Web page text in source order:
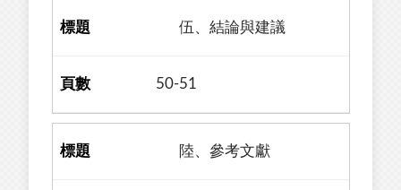
伍、結論與建議
50-51
陸、參考文獻